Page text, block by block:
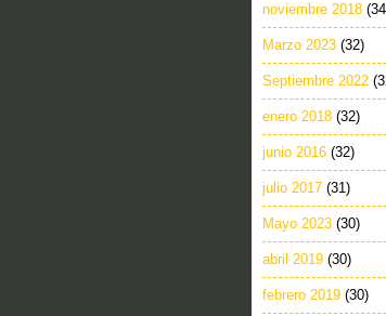
noviembre 2018
Marzo 2023 (32)
Septiembre 2022
enero 2018 (32)
junio 2016 (32)
julio 2017 (31)
Mayo 2023 (30)
abril 2019 (30)
febrero 2019 (30)